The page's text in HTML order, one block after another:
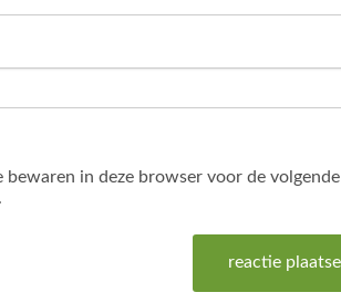
in deze browser voor de volgende